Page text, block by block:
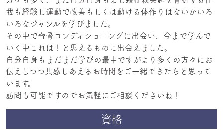
我も経験し運動で改善もしくは動ける体作りはないかいろ
いろなジャンルを学びました。
その中で脊骨コンディショニングに出会い、今まで学んで
いく中これは！と思えるものに出会えました。
自分自身もまだまだ学びの最中ですがより多くの方々にお
伝えしつつ共感しあえるお時間をご一緒できたらと思って
います。
訪問も可能ですのでお気軽にご相談くださいね！
資格